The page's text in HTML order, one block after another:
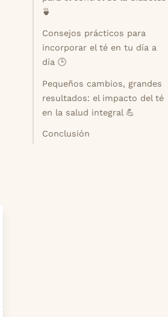
🍵
Consejos prácticos para
incorporar el té en tu día a
día 🕒
Pequeños cambios, grandes
resultados: el impacto del té
en la salud integral 💪
Conclusión